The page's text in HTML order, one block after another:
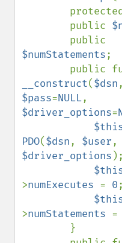
        public
$numStatements;
__construct($dsn
$pass=NULL
$driver_options=
PDO($dsn, $user,
$driver_options );
>numExecutes = 0;
>numStatements =